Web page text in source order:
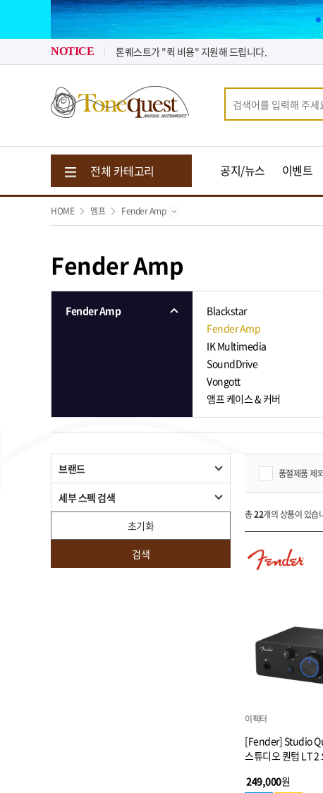
NOTICE
2026년 07월 뉴스 & 입고 소식
톤퀘스트가 "퀵 비용" 지원해 드립니다.
전체 카테고리 공지/뉴스 이벤트
HOME 엠프 Fender Amp
Fender Amp
Fender Amp Blackstar
Fender Amp
IK Multimedia
SoundDrive
Vongott
앰프 케이스 & 커버
브랜드
세부 스펙 검색
초기화
검색
품절제품 제
총22개의 상품이 있습
이펙터
[Fender] Studio
스튜디오 퀀텀 LT 2
249,000원